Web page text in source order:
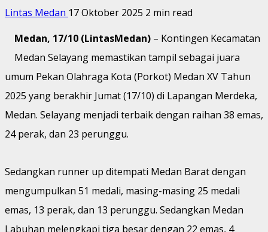
Lintas Medan 17 Oktober 2025 2 min read
Medan, 17/10 (LintasMedan) – Kontingen Kecamatan
Medan Selayang memastikan tampil sebagai juara
umum Pekan Olahraga Kota (Porkot) Medan XV Tahun
2025 yang berakhir Jumat (17/10) di Lapangan Merdeka,
Medan. Selayang menjadi terbaik dengan raihan 38 emas,
24 perak, dan 23 perunggu.
Sedangkan runner up ditempati Medan Barat dengan
mengumpulkan 51 medali, masing-masing 25 medali
emas, 13 perak, dan 13 perunggu. Sedangkan Medan
Labuhan melengkapi tiga besar dengan 22 emas, 4